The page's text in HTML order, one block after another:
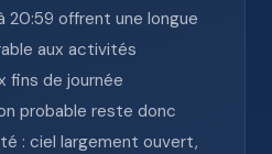
offrent une longue
aux activités
fins de journée
probable reste donc
: ciel largement ouvert,